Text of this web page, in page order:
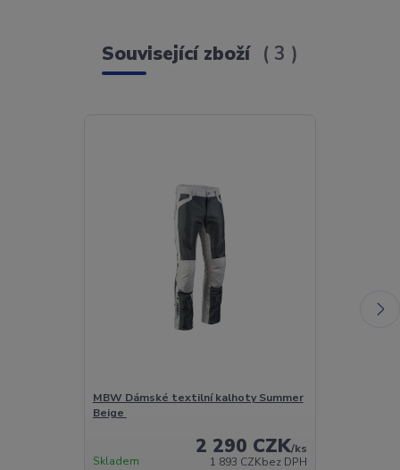
Související zboží 3
MBW Dámské textilní kalhoty Summer
Beige
2 290 CZK/ks
1 893 CZKbez DPH
Skladem